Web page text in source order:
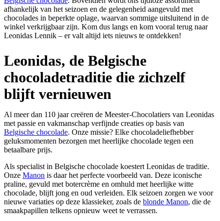
afhankelijk van het seizoen en de gelegenheid aangevuld met
chocolades in beperkte oplage, waarvan sommige uitsluitend in de
winkel verkrijgbaar zijn. Kom dus langs en kom vooral terug naar
Leonidas Lennik – er valt altijd iets nieuws te ontdekken!
Leonidas, de Belgische
chocoladetraditie die zichzelf
blijft vernieuwen
Al meer dan 110 jaar creëren de Meester-Chocolatiers van Leonidas
met passie en vakmanschap verfijnde creaties op basis van
Belgische chocolade. Onze missie? Elke chocoladeliefhebber
geluksmomenten bezorgen met heerlijke chocolade tegen een
betaalbare prijs.
Als specialist in Belgische chocolade koestert Leonidas de traditie.
Onze Manon is daar het perfecte voorbeeld van. Deze iconische
praline, gevuld met botercrème en omhuld met heerlijke witte
chocolade, blijft jong en oud verleiden. Elk seizoen zorgen we voor
nieuwe variaties op deze klassieker, zoals de blonde Manon, die de
smaakpapillen telkens opnieuw weet te verrassen.